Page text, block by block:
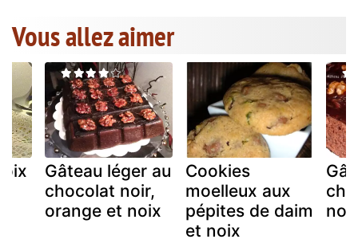
Vous allez aimer
Gâteau léger au
chocolat noir,
orange et noix
Cookies
moelleux aux
pépites de daim
et noix